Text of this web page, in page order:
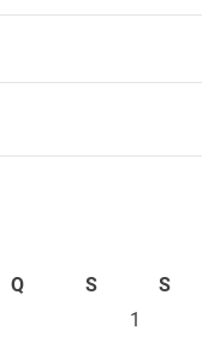
Q S
S
1